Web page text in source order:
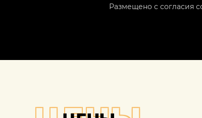
Размещено с согласия